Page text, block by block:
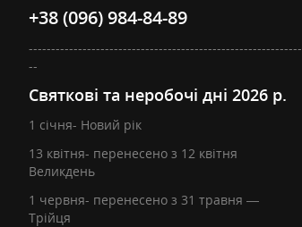
+38 (096) 984-84-89
-------------------------------------------------------------
--
Святкові та неробочі дні 2026 р.
1 січня- Новий рік
13 квітня- перенесено з 12 квітня
Великдень
1 червня- перенесено з 31 травня —
Трійця